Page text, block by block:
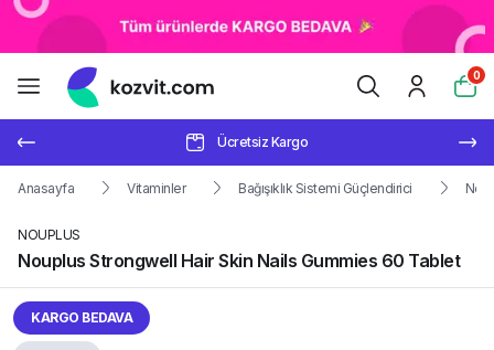
0
Ücretsiz Kargo
Anasayfa Vitaminler Bağışıklık Sistemi Güçlendirici
NOUPLUS
Nouplus Strongwell Hair Skin Nails Gummies 60 Tablet
KARGO BEDAVA